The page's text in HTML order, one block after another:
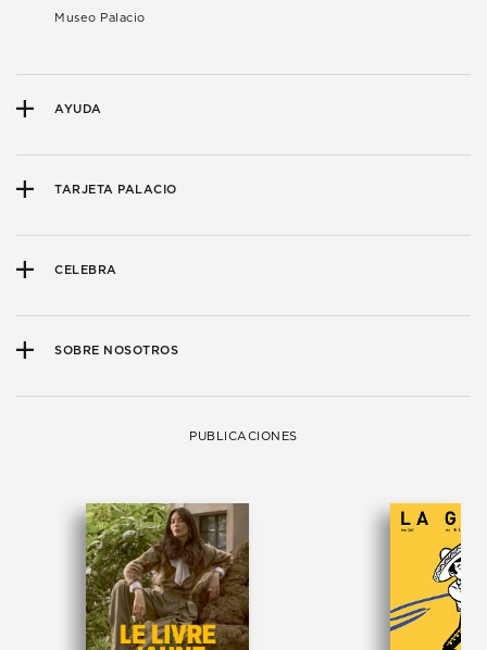
Museo Palacio
AYUDA
TARJETA PALACIO
CELEBRA
SOBRE NOSOTROS
PUBLICACIONES